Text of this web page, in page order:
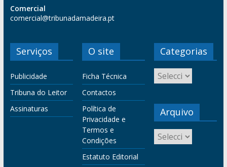
Comercial
comercial@tribunadamadeira.pt
Serviços
Publicidade
Tribuna do Leitor
Assinaturas
O site
Ficha Técnica
Contactos
Política de
Privacidade e
Termos e
Condições
Estatuto Editorial
Categorias
Arquivo